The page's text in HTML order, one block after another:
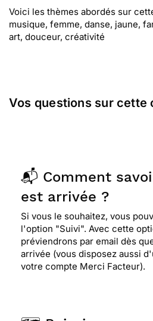
Voici les thèmes abordés sur
musique, femme, danse, jaune,
art, douceur, créativité
Vos questions sur cette
📬 Comment
est arrivée ?
Si vous le souhaitez, vous
l'option "Suivi". Avec cette
préviendrons par email dès
arrivée (vous disposez aussi
votre compte Merci Facteur).